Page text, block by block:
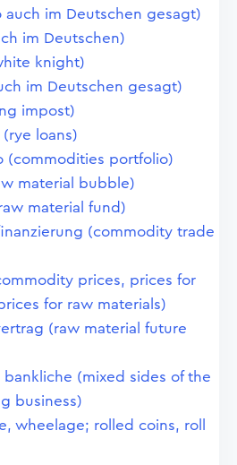
auch im Deutschen gesagt)
im Deutschen)
knight)
im Deutschen gesagt)
impost)
loans)
(commodities portfolio)
material bubble)
material fund)
(commodity trade
prices, prices for
for raw materials)
(raw material future
bankliche (mixed sides of the
business)
wheelage; rolled coins, roll